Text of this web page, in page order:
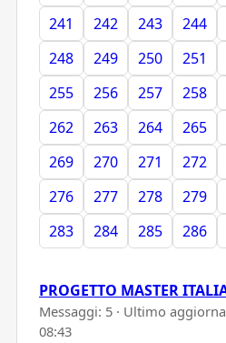
241
242 243 244
248
249 250 251
255
256 257 258
262
263 264 265
269
270 271 272
276
277 278 279
283
284 285 286
PROGETTO MASTER
Messaggi: 5 · Ultimo
08:43